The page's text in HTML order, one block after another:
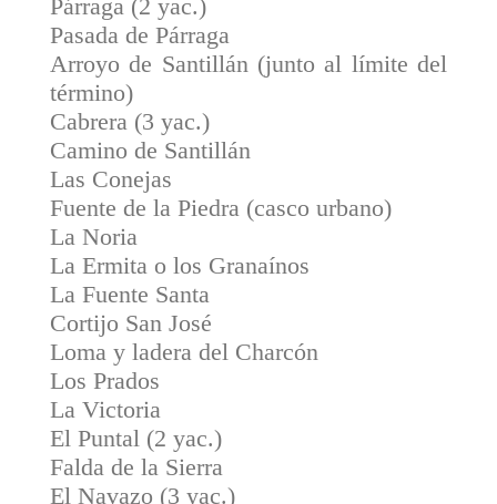
Párraga (2 yac.)
Pasada de Párraga
Arroyo de Santillán (junto al límite del
término)
Cabrera (3 yac.)
Camino de Santillán
Las Conejas
Fuente de la Piedra (casco urbano)
La Noria
La Ermita o los Granaínos
La Fuente Santa
Cortijo San José
Loma y ladera del Charcón
Los Prados
La Victoria
El Puntal (2 yac.)
Falda de la Sierra
El Navazo (3 yac.)